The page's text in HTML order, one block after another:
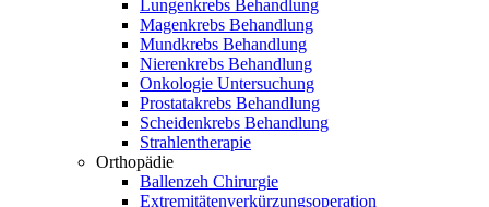
Lungenkrebs Behandlung
Magenkrebs Behandlung
Mundkrebs Behandlung
Nierenkrebs Behandlung
Onkologie Untersuchung
Prostatakrebs Behandlung
Scheidenkrebs Behandlung
Strahlentherapie
Orthopädie
Ballenzeh Chirurgie
Extremitätenverkürzungsoperation